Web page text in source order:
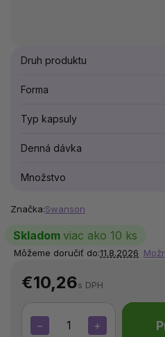
€10,26s DPH
+
−
Značka:Swanson
Druh produktu
Forma
Typ kapsuly
Denná dávka
Množstvo
Skladom viac ako 10 ks
Môžeme doručiť do:11.8.2026